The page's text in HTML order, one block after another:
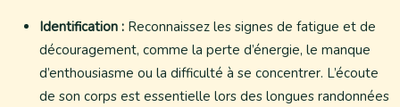
Identification : Reconnaissez les signes de fatigue et de
découragement, comme la perte d’énergie, le manque
d’enthousiasme ou la difficulté à se concentrer. L’écoute
de son corps est essentielle lors des longues randonnées